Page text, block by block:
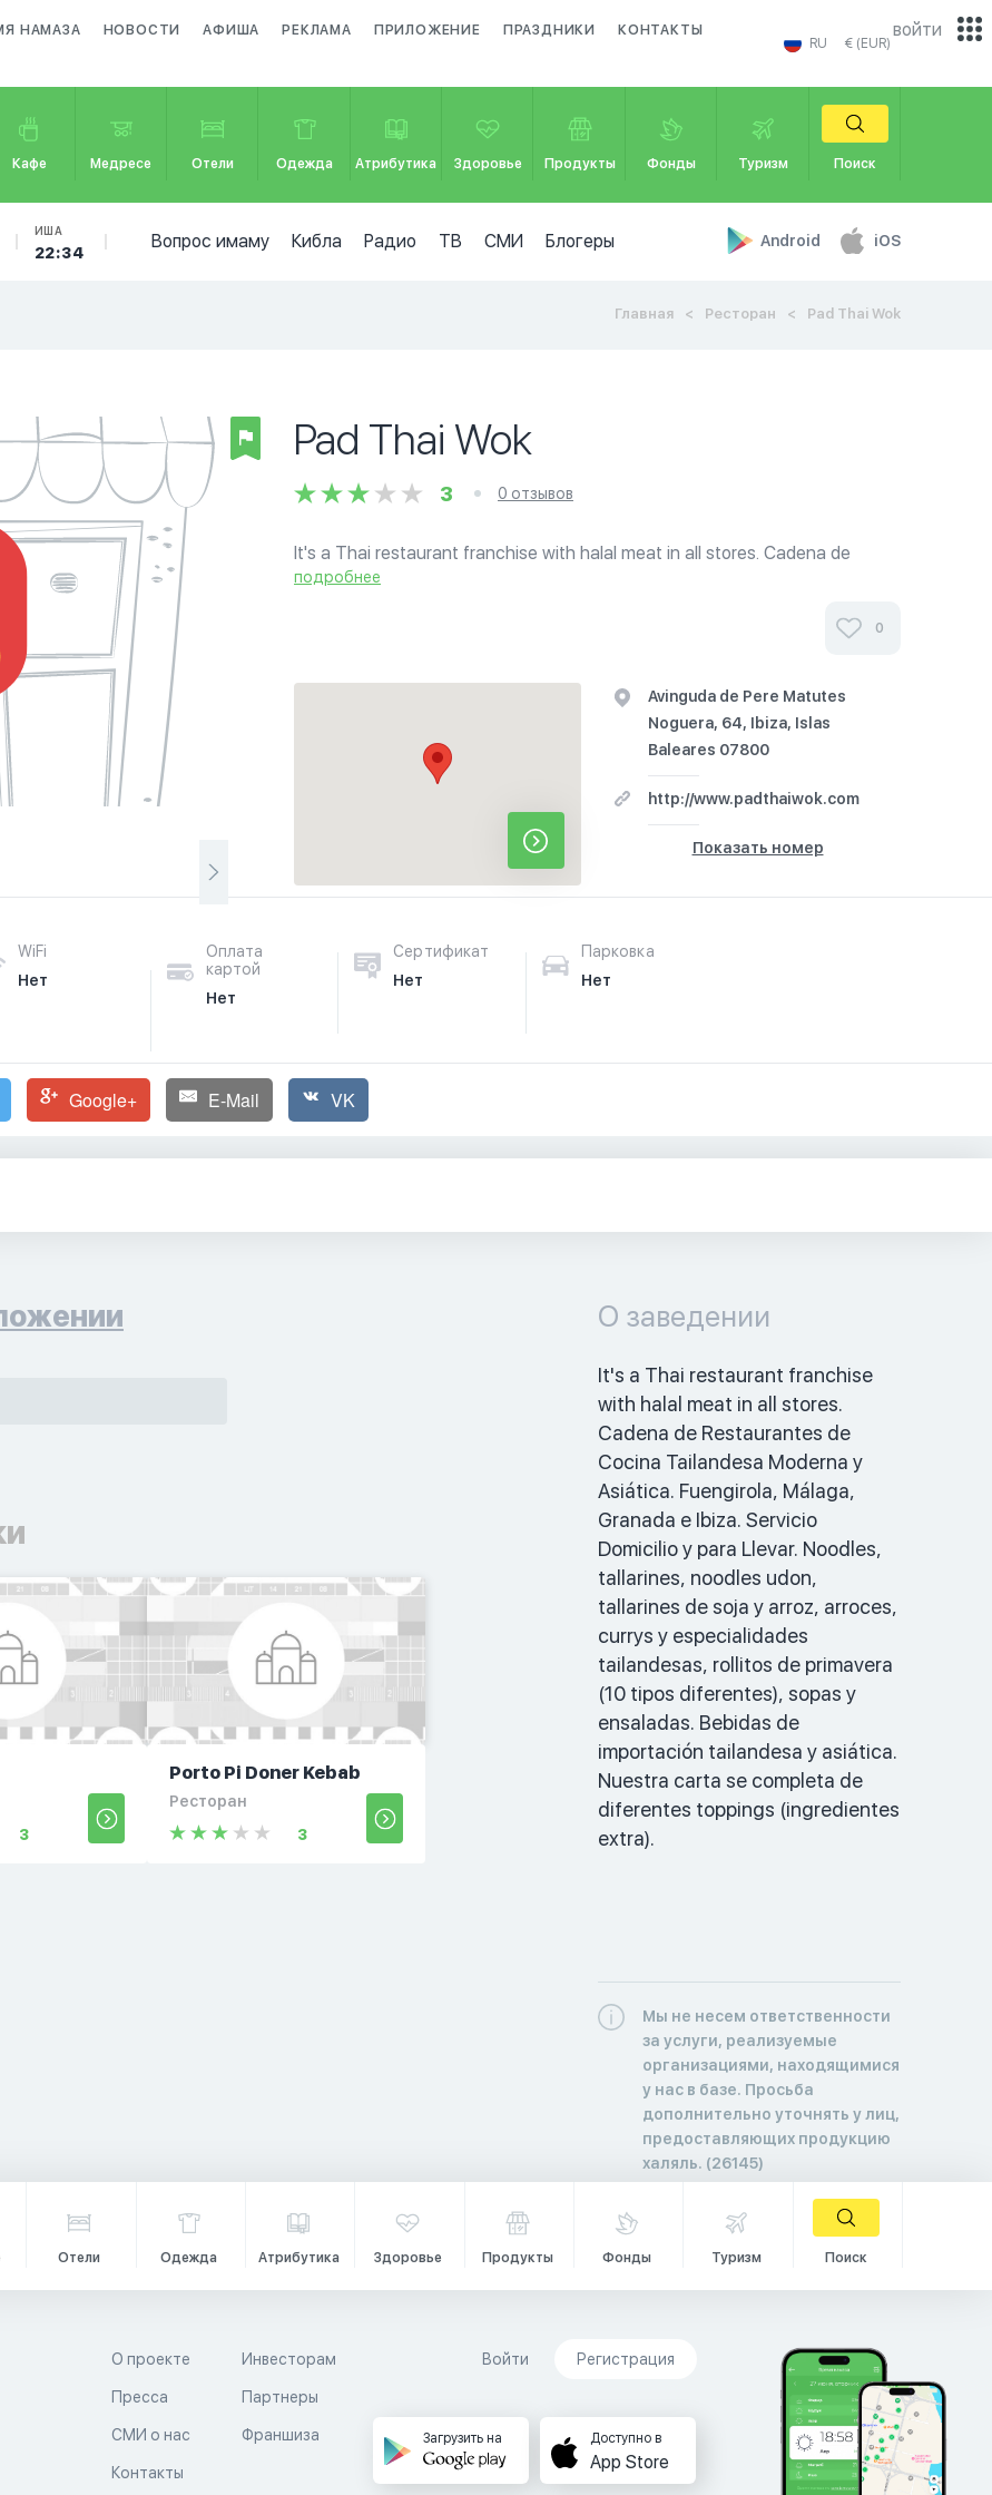
НАМАЗА НОВОСТИ АФИША РЕКЛАМА ПРИЛОЖЕНИЕ ПРАЗДНИКИ
КОНТАКТЫ
RU € (EUR)
Кафе Медресе Отели Одежда Атрибутика Здоровье Продукты Фонды Туризм Поиск
ИША
22:34
Вопрос имаму Кибла Радио ТВ СМИ Блогеры Android iOS
войти
Главная Ресторан Pad Thai Wok
Pad Thai Wok
3 0 отзывов
It's a Thai restaurant franchise with halal meat in all stores. Cadena de
Restaurantes de Cocina Tailandesa Moderna y Asiática. Fuengirola, Málaga,
подробнее
0
Avinguda de Pere Matutes
Noguera, 64, Ibiza, Islas
Baleares 07800
http://www.padthaiwok.com
Показать номер
WiFi
Нет
Оплата
картой
Нет
Сертификат
Нет
Парковка
Нет
Google+ E-Mail VK
3
Porto Pi Doner Kebab
Ресторан
3
О заведении
It's a Thai restaurant franchise
with halal meat in all stores.
Cadena de Restaurantes de
Cocina Tailandesa Moderna y
Asiática. Fuengirola, Málaga,
Granada e Ibiza. Servicio
Domicilio y para Llevar. Noodles,
tallarines, noodles udon,
tallarines de soja y arroz, arroces,
currys y especialidades
tailandesas, rollitos de primavera
(10 tipos diferentes), sopas y
ensaladas. Bebidas de
importación tailandesa y asiática.
Nuestra carta se completa de
diferentes toppings (ingredientes
extra).
Мы не несем ответственности
за услуги, реализуемые
организациями, находящимися
у нас в базе. Просьба
дополнительно уточнять у лиц,
предоставляющих продукцию
халяль. (26145)
Отели Одежда Атрибутика Здоровье Продукты Фонды Туризм Поиск
О проекте
Пресса
СМИ о нас
Контакты
Инвесторам
Партнеры
Франшиза
Войти Регистрация
Загрузить на Доступно в
App Store